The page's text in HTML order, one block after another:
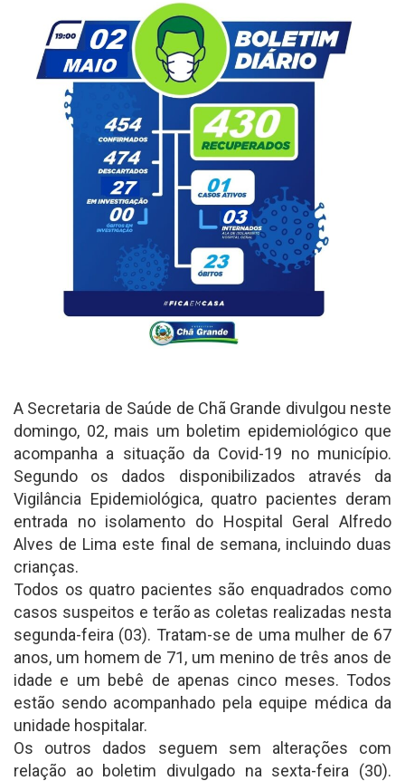
A Secretaria de Saúde de Chã Grande divulgou neste
domingo, 02, mais um boletim epidemiológico que
acompanha a situação da Covid-19 no município.
Segundo os dados disponibilizados através da
Vigilância Epidemiológica, quatro pacientes deram
entrada no isolamento do Hospital Geral Alfredo
Alves de Lima este final de semana, incluindo duas
crianças.
Todos os quatro pacientes são enquadrados como
casos suspeitos e terão as coletas realizadas nesta
segunda-feira (03). Tratam-se de uma mulher de 67
anos, um homem de 71, um menino de três anos de
idade e um bebê de apenas cinco meses. Todos
estão sendo acompanhado pela equipe médica da
unidade hospitalar.
Os outros dados seguem sem alterações com
relação ao boletim divulgado na sexta-feira (30).